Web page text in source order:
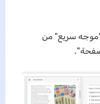
"موجه سريع" من